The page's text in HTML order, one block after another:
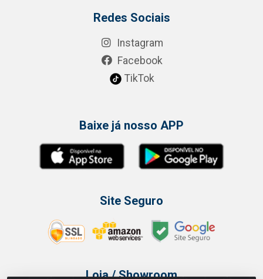
Redes Sociais
Instagram
Facebook
TikTok
Baixe já nosso APP
Site Seguro
Loja / Showroom